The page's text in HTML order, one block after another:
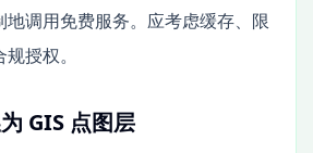
地调用免费服务。应考虑缓存、限
授权。
GIS 点图层